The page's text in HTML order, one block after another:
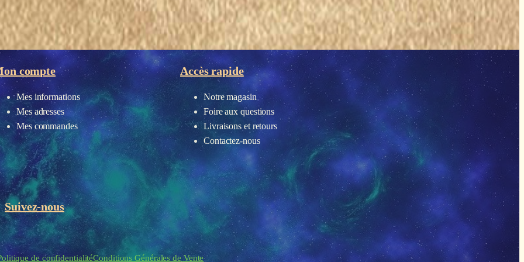
compte
Mes informations
Mes adresses
Mes commandes
Accès rapide
Notre magasin
Foire aux questions
Livraisons et retours
Contactez-nous
Suivez-nous
de confidentialitéConditions Générales de Vente